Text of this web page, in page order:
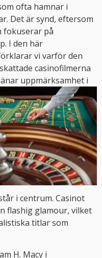
ofta hamnar i
Det är synd, eftersom
fokuserar på
I den här
vi varför den
casinofilmerna
uppmärksamhet i
i centrum. Casinot
flashig glamour, vilket
titlar som
H. Macy i